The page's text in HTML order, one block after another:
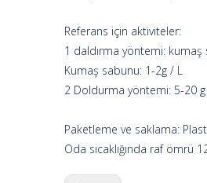
Referans için aktiviteler:
1 daldırma yöntemi:
Kumaş sabunu: 1-2g / L
2 Doldurma yöntemi: 5-20
Paketleme ve saklama:
Oda sıcaklığında raf ömrü